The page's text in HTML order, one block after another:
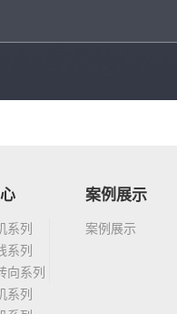
系列
系列
向系列
系列
案例展示
案例展示